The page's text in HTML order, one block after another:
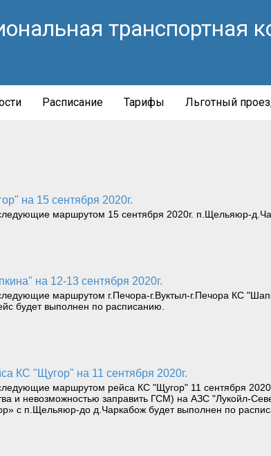
транспортная
Расписание Тарифы Льготный
на 15 сентября 2020г.
маршрутом 15 сентября 2020г. п.Щельяюр-
на 12-13 сентября 2020г.
маршрутом г.Печора-г.Вуктыл-г.Печора КС
будет выполнен по расписанию.
КС "Щугор" на 11 сентября 2020г.
маршрутом рейса КС "Щугор" 11 сентября
и невозможностью заправить ГСМ) на АЗС "Лукойл-
с п.Щельяюр-до д.Чаркабож будет выполнен по